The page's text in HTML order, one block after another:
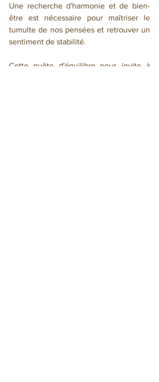
Une recherche d'harmonie et de bien-
être est nécessaire pour maîtriser le
tumulte de nos pensées et retrouver un
sentiment de stabilité.
Cette quête d'équilibre nous invite à